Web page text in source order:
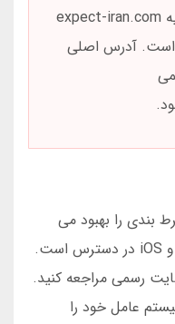
اگر شما را به سایتی با آدرس شبیه expect-iran.com
است. آدرس اصلی
بندی را بهبود می
بخشد. این اپلیکیشن برای اندروید و iOS در دسترس است.
رسمی مراجعه کنید.
عامل خود را